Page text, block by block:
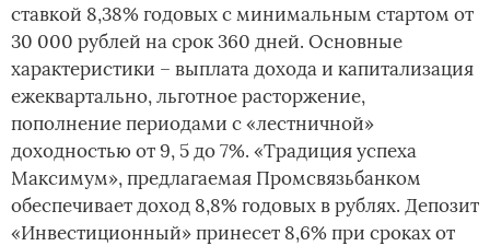
ставкой 8,38% годовых с минимальным стартом от
30 000 рублей на срок 360 дней. Основные
характеристики – выплата дохода и капитализация
ежеквартально, льготное расторжение,
пополнение периодами с «лестничной»
доходностью от 9, 5 до 7%. «Традиция успеха
Максимум», предлагаемая Промсвязьбанком
обеспечивает доход 8,8% годовых в рублях. Депозит
«Инвестиционный» принесет 8,6% при сроках от